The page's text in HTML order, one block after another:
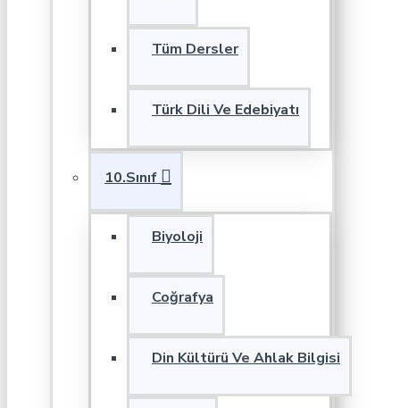
Tüm Dersler
Türk Dili Ve Edebiyatı
10.Sınıf
Biyoloji
Coğrafya
Din Kültürü Ve Ahlak Bilgisi